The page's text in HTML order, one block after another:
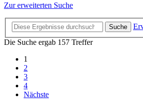
Zur erweiterten Suche
Suche
Die Suche ergab 157 Treffer
1
2
3
4
Nächste